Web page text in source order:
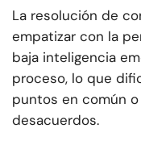
La resolución de
empatizar con la
baja inteligencia
proceso, lo que
puntos en común
desacuerdos.